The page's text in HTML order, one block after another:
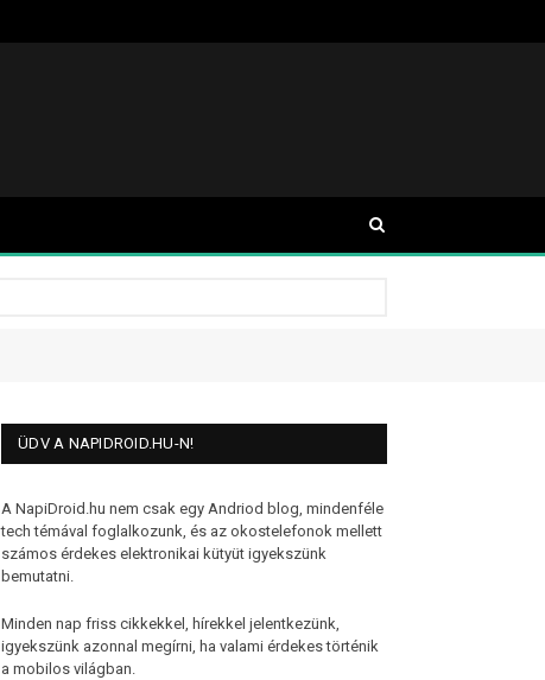
ÜDV A NAPIDROID.HU-N!
A NapiDroid.hu nem csak egy Andriod blog, mindenféle
tech témával foglalkozunk, és az okostelefonok mellett
számos érdekes elektronikai kütyüt igyekszünk
bemutatni.
Minden nap friss cikkekkel, hírekkel jelentkezünk,
igyekszünk azonnal megírni, ha valami érdekes történik
a mobilos világban.